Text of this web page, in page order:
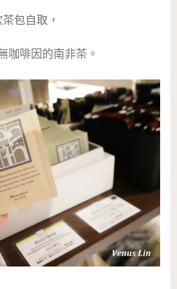
茶包自取，
咖啡因的南非茶。